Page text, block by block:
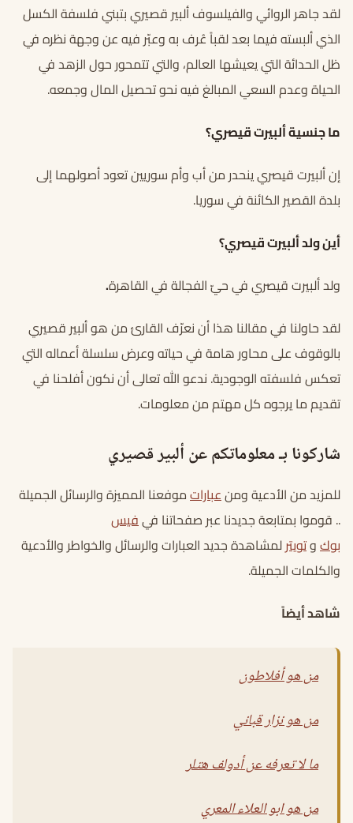
لقد جاهر الروائي والفيلسوف ألبير قصيري بتبني فلسفة الكسل
الذي ألبسته فيما بعد لقباً عُرف به وعبّر فيه عن وجهة نظره في
ظل الحدائة التي يعيشها العالم، والتي تتمحور حول الزهد في
الحياة وعدم السعي المبالغ فيه نحو تحصيل المال وجمعه.
ما جنسية ألبيرت قيصري؟
إن ألبيرت قيصري ينحدر من أب وأم سوريين تعود أصولهما إلى
بلدة القصير الكائنة في سوريا.
أين ولد ألبيرت قيصري؟
ولد ألبيرت قيصري في حيّ الفجالة في القاهرة.
لقد حاولنا في مقالنا هذا أن نعرّف القارئ من هو ألبير قصيري
بالوقوف على محاور هامة في حياته وعرض سلسلة أعماله التي
تعكس فلسفته الوجودية. ندعو الله تعالى أن نكون أفلحنا في
تقديم ما يرجوه كل مهتم من معلومات.
شاركونا بـ معلوماتكم عن ألبير قصيري
للمزيد من الأدعية ومنعباراتموفعنا المميزة والرسائل الجميلة
.. قوموا بمتابعة جديدنا عبر صفحاتنا فيفيس
بوكوتويترلمشاهدة جديد العبارات والرسائل والخواطر والأدعية
والكلمات الجميلة.
شاهد أيضاً
من هو أفلاطون
من هو نزار قباني
ما لا تعرفه عن أدولف هتلر
من هو ابو العلاء المعري